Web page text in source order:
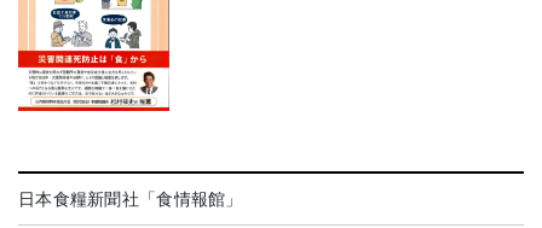
日本食糧新聞社「食情報館」